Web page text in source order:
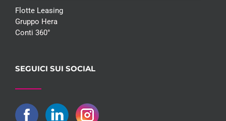
Flotte Leasing
Gruppo Hera
Conti 360°
SEGUICI SUI SOCIAL